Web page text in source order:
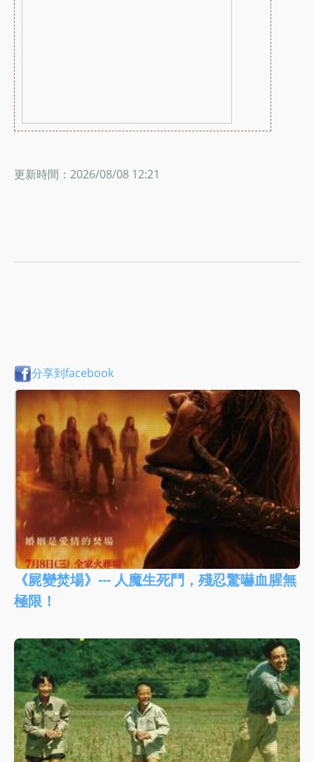
更新時間：2026/08/08 12:21
分享到facebook
《屍變焚場》--- 人魔生死鬥，殘忍驚嚇血腥無
極限！